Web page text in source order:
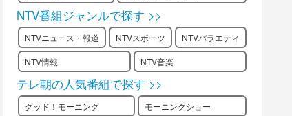
NTV番組ジャンルで探す >>
NTVニュース・報道 NTVスポーツ NTVバラエティ
NTV情報 NTV音楽
テレ朝の人気番組で探す >>
グッド！モーニング モーニングショー